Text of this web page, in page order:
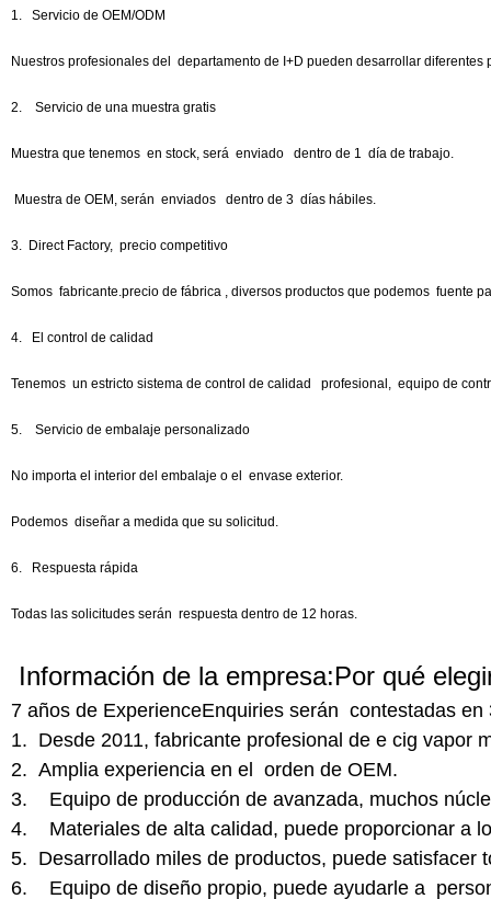
1. Servicio de OEM/ODM
Nuestros profesionales del departamento de I+D pueden desarrollar
2. Servicio de una muestra gratis
Muestra que tenemos en stock, será enviado dentro de 1 día de trabajo.
Muestra de OEM, serán enviados dentro de 3 días hábiles.
3. Direct Factory, precio competitivo
Somos fabricante.precio de fábrica , diversos productos que podemos fuente
4. El control de calidad
Tenemos un estricto sistema de control de calidad profesional, equipo de
5. Servicio de embalaje personalizado
No importa el interior del embalaje o el envase exterior.
Podemos diseñar a medida que su solicitud.
6. Respuesta rápida
Todas las solicitudes serán respuesta dentro de 12 horas.
Información de la empresa:Por qué
7 años de ExperienceEnquiries serán contestadas
1. Desde 2011, fabricante profesional de e cig vapor
2. Amplia experiencia en el orden de OEM.
3. Equipo de producción de avanzada, muchos
4. Materiales de alta calidad, puede proporcionar a
5. Desarrollado miles de productos, puede satisfacer
6. Equipo de diseño propio, puede ayudarle a